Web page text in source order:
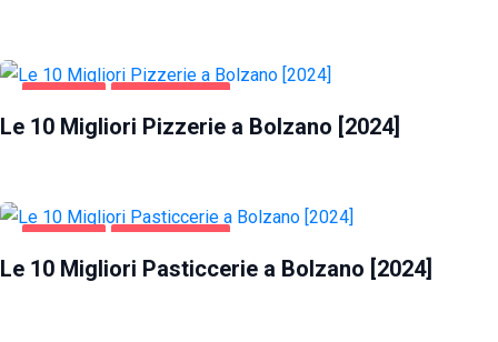
Le 10 Migliori Pizzerie a Bolzano [2024]
Le 10 Migliori Pasticcerie a Bolzano [2024]